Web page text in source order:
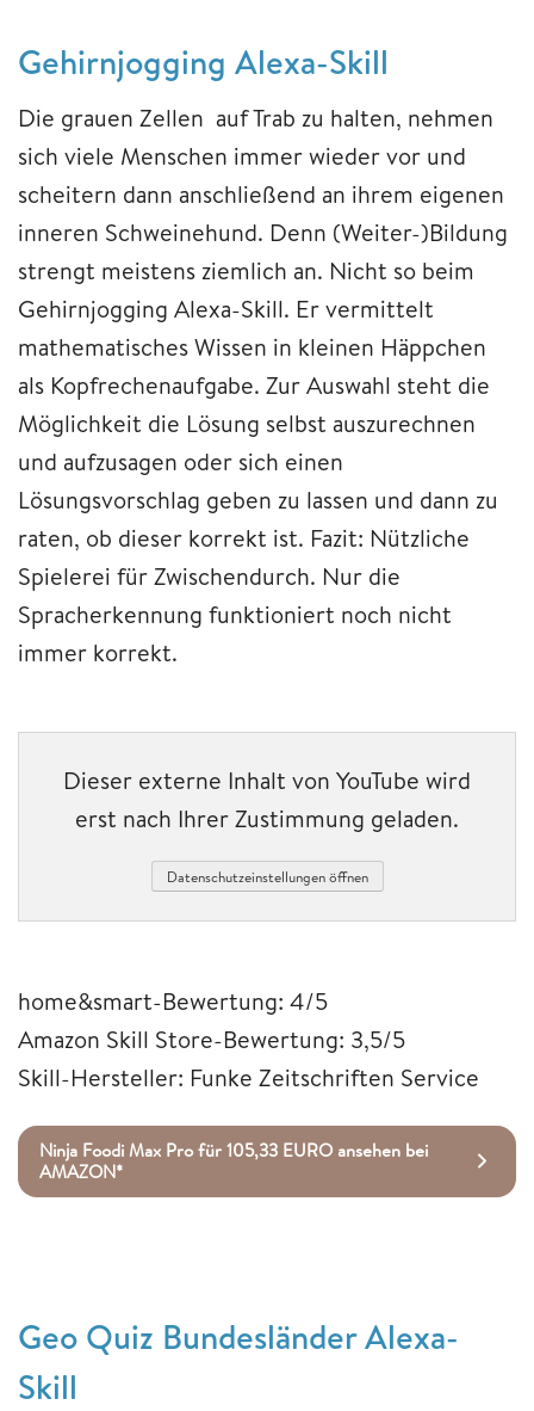
Gehirnjogging Alexa-Skill
Die grauen Zellen auf Trab zu halten, nehmen
sich viele Menschen immer wieder vor und
scheitern dann anschließend an ihrem eigenen
inneren Schweinehund. Denn (Weiter-)Bildung
strengt meistens ziemlich an. Nicht so beim
Gehirnjogging Alexa-Skill. Er vermittelt
mathematisches Wissen in kleinen Häppchen
als Kopfrechenaufgabe. Zur Auswahl steht die
Möglichkeit die Lösung selbst auszurechnen
und aufzusagen oder sich einen
Lösungsvorschlag geben zu lassen und dann zu
raten, ob dieser korrekt ist. Fazit: Nützliche
Spielerei für Zwischendurch. Nur die
Spracherkennung funktioniert noch nicht
immer korrekt.
Dieser externe Inhalt von YouTube wird
erst nach Ihrer Zustimmung geladen.
Datenschutzeinstellungen öffnen
home&smart-Bewertung: 4/5
Amazon Skill Store-Bewertung: 3,5/5
Skill-Hersteller: Funke Zeitschriften Service
Ninja Foodi Max Pro für 105,33 EURO ansehen bei
AMAZON*
Geo Quiz Bundesländer Alexa-
Skill